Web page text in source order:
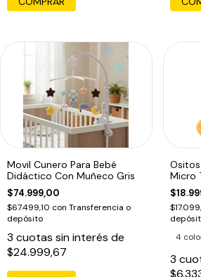
Movil Cunero Para Bebé
Didáctico Con Muñeco Gris
$74.999,00
$67.499,10 con Transferencia o
depósito
3 cuotas sin interés de
$24.999,67
Micro
Friend
4
3